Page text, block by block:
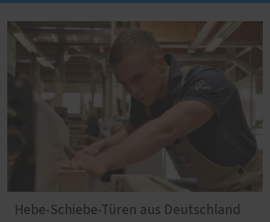
Hebe-Schiebe-Türen aus Deutschland